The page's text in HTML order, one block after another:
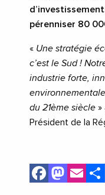
pérenniser 80
« Une stratégie
c’est le Sud !
industrie forte,
du 21ème siècle »
Président de la